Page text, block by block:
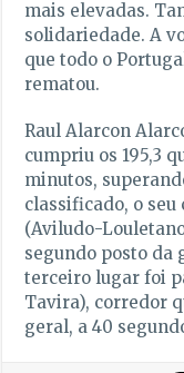
mais elevadas.
solidariedade. A
que todo o
rematou.
Raul Alarcon
cumpriu os 195,3
minutos,
classificado, o
(Aviludo-
segundo posto da
terceiro lugar foi
Tavira), corredor
geral, a 40